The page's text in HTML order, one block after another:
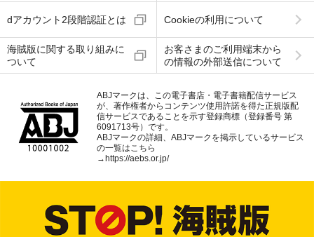
dアカウント2段階認証とは Cookieの利用について
海賊版に関する取り組みに
ついて
お客さまのご利用端末から
の情報の外部送信について
ABJマークは、この電子書店・電子書籍配信サービス
が、著作権者からコンテンツ使用許諾を得た正規版配
信サービスであることを示す登録商標（登録番号 第
6091713号）です。
ABJマークの詳細、ABJマークを掲示しているサービス
の一覧はこちら
→https://aebs.or.jp/